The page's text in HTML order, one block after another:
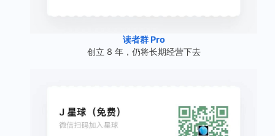
读者群 Pro
创立 8 年，仍将长期经营下去